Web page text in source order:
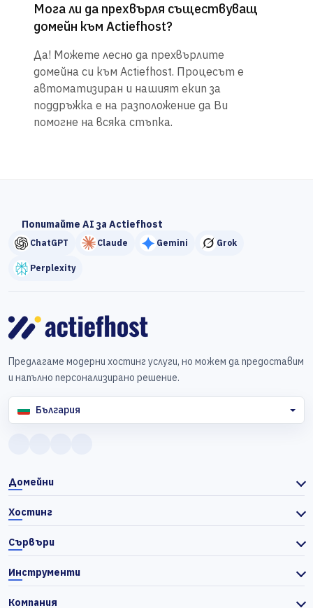
Мога ли да прехвърля съществуващ
домейн към Actiefhost?
Да! Можете лесно да прехвърлите
домейна си към Actiefhost. Процесът е
автоматизиран и нашият екип за
поддръжка е на разположение да Ви
помогне на всяка стъпка.
Попитайте AI за Actiefhost
ChatGPT Claude Gemini Grok
Perplexity
Предлагаме модерни хостинг услуги, но можем да предоставим
и напълно персонализирано решение.
България
Домейни
Хостинг
Сървъри
Инструменти
Компания